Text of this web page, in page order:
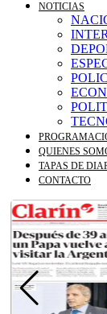
NOTICIAS
QUIENES
TAPAS DE
CONTACTO